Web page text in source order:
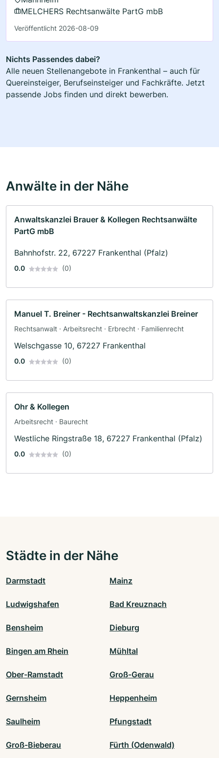
MELCHERS Rechtsanwälte PartG mbB
Veröffentlicht 2026-08-09
Nichts Passendes dabei?
Alle neuen Stellenangebote in Frankenthal – auch für
Quereinsteiger, Berufseinsteiger und Fachkräfte. Jetzt
passende Jobs finden und direkt bewerben.
Anwälte in der Nähe
Anwaltskanzlei Brauer & Kollegen Rechtsanwälte
PartG mbB
Bahnhofstr. 22, 67227 Frankenthal (Pfalz)
0.0 (0)
Manuel T. Breiner - Rechtsanwaltskanzlei Breiner
Rechtsanwalt · Arbeitsrecht · Erbrecht · Familienrecht
Welschgasse 10, 67227 Frankenthal
0.0 (0)
Ohr & Kollegen
Arbeitsrecht · Baurecht
Westliche Ringstraße 18, 67227 Frankenthal (Pfalz)
0.0 (0)
Städte in der Nähe
Darmstadt Mainz
Ludwigshafen Bad Kreuznach
Bensheim Dieburg
Bingen am Rhein Mühltal
Ober-Ramstadt Groß-Gerau
Gernsheim Heppenheim
Saulheim Pfungstadt
Groß-Bieberau Fürth (Odenwald)